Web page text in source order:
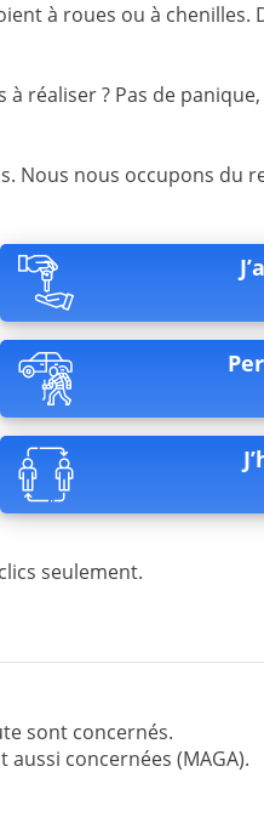
à roues ou à chenilles.
réaliser ? Pas de panique,
Nous nous occupons du
seulement.
sont concernés.
concernées (MAGA).